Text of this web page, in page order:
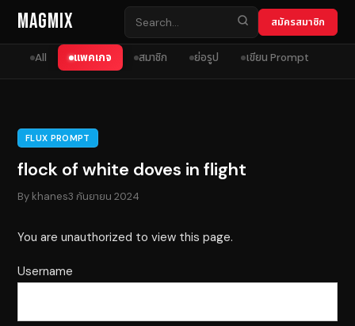
Skip to content
MagMix สมัครสมาชิก
All แพคเกจ สมาชิก ย่อรูป เขียน Prompt
FLUX PROMPT
flock of white doves in flight
By khanes3 กันยายน 2024
You are unauthorized to view this page.
Username